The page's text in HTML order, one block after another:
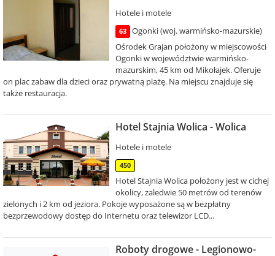
Hotele i motele
63
Ogonki (woj. warmińsko-mazurskie)
Ośrodek Grajan położony w miejscowości
Ogonki w województwie warmińsko-
mazurskim, 45 km od Mikołajek. Oferuje
on plac zabaw dla dzieci oraz prywatną plażę. Na miejscu znajduje się
także restauracja.
Hotel Stajnia Wolica - Wolica
Hotele i motele
450
Hotel Stajnia Wolica położony jest w cichej
okolicy, zaledwie 50 metrów od terenów
zielonych i 2 km od jeziora. Pokoje wyposażone są w bezpłatny
bezprzewodowy dostęp do Internetu oraz telewizor LCD...
Roboty drogowe - Legionowo-